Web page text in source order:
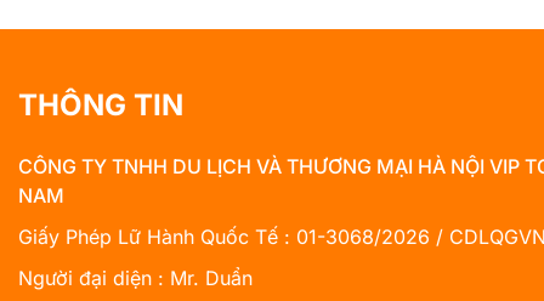
THÔNG TIN
CÔNG TY TNHH DU LỊCH VÀ THƯƠNG MẠI HÀ NỘI VIP
NAM
Giấy Phép Lữ Hành Quốc Tế : 01-3068/2026 /
Người đại diện : Mr. Duẩn